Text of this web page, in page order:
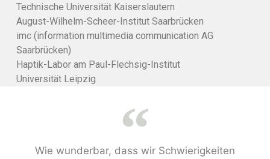
Technische Universität Kaiserslautern
August-Wilhelm-Scheer-Institut Saarbrücken
imc (information multimedia communication AG
Saarbrücken)
Haptik-Labor am Paul-Flechsig-Institut
Universität Leipzig
Wie wunderbar, dass wir Schwierigkeiten